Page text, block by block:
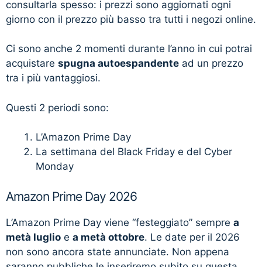
consultarla spesso: i prezzi sono aggiornati ogni
giorno con il prezzo più basso tra tutti i negozi online.
Ci sono anche 2 momenti durante l’anno in cui potrai
acquistare spugna autoespandente ad un prezzo
tra i più vantaggiosi.
Questi 2 periodi sono:
L’Amazon Prime Day
La settimana del Black Friday e del Cyber
Monday
Amazon Prime Day 2026
L’Amazon Prime Day viene “festeggiato” sempre a
metà luglio e a metà ottobre. Le date per il 2026
non sono ancora state annunciate. Non appena